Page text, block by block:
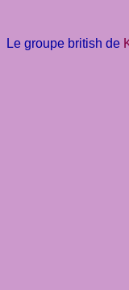
Le groupe british de